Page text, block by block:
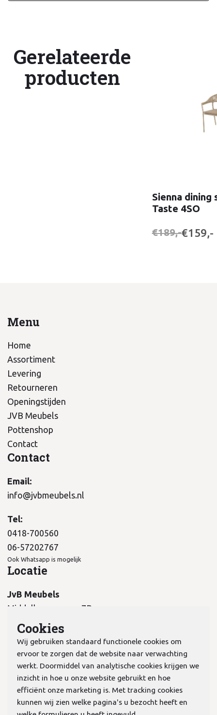
Gerelateerde
producten
Sienna
Taste 4SO
€189,-€159,-
Menu
Home
Assortiment
Levering
Retourneren
Openingstijden
JVB Meubels
Pottenshop
Contact
Contact
Email:
info@jvbmeubels.nl
Tel:
0418-700560
06-57202767
Ook Whatsapp is mogelijk
Locatie
JvB Meubels
Middelkampseweg 7B
5311 PC Gameren
KvK:70978298
Cookies
Wij gebruiken standaard functionele cookies om
ervoor te zorgen dat de website naar verwachting
werkt. Doormiddel van analytische cookies krijgen we
inzicht in hoe u onze website gebruikt en hoe
efficiënt onze marketing is. Met tracking cookies
kunnen wij zien welke pagina's u bezocht heeft en